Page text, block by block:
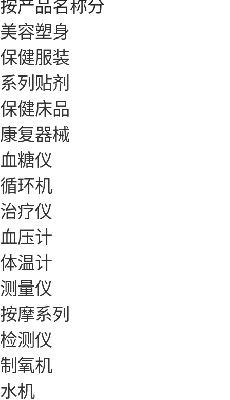
按产品名称分
美容塑身
保健服装
系列贴剂
保健床品
康复器械
血糖仪
循环机
治疗仪
血压计
体温计
测量仪
按摩系列
检测仪
制氧机
水机